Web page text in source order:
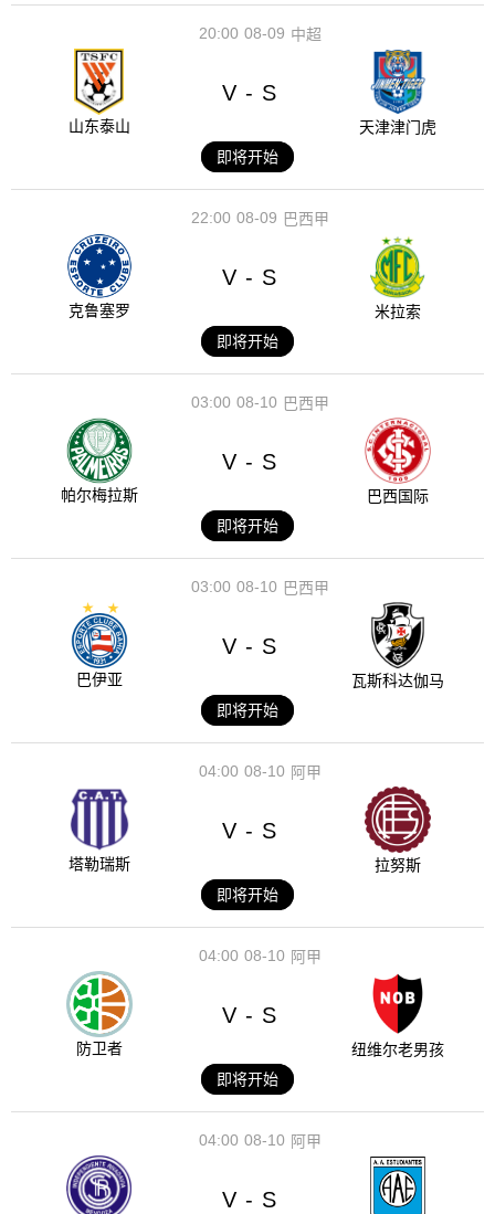
08-09
20:00 中超
山东泰山
V - S
天津津门虎
即将开始
08-09
22:00 巴西甲
克鲁塞罗
V - S
米拉索
即将开始
08-10
03:00 巴西甲
帕尔梅拉斯
V - S
巴西国际
即将开始
08-10
03:00 巴西甲
巴伊亚
V - S
瓦斯科达伽马
即将开始
08-10
04:00 阿甲
塔勒瑞斯
V - S
拉努斯
即将开始
08-10
04:00 阿甲
防卫者
V - S
纽维尔老男孩
即将开始
08-10
04:00 阿甲
V - S